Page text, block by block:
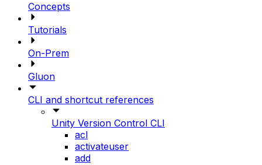
Concepts
Tutorials
On-Prem
Gluon
CLI and shortcut references
Unity Version Control CLI
acl
activateuser
add